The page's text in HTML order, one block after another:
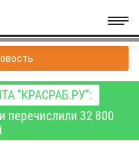
"КРАСРАБ.РУ":
перечислили 32 800